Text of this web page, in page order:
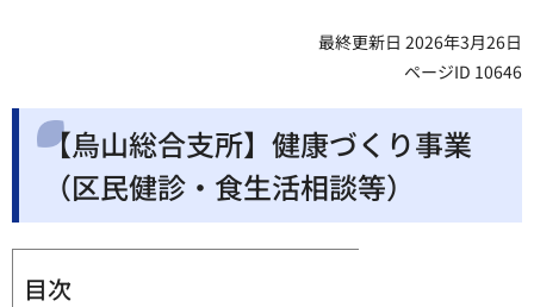
最終更新日 2026年3月26日
ページID 10646
【烏山総合支所】健康づくり事業
（区民健診・食生活相談等）
目次